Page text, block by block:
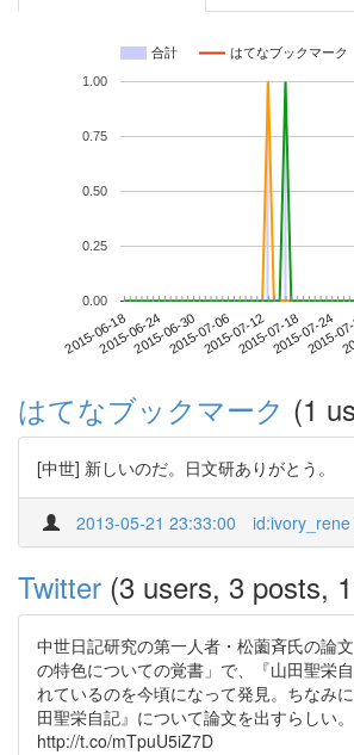
合計 はてなブックマーク
2015-06-182015-06-242015-06-302015-07-062015-07-122015-07-182015-07-24
2015-
0.00
0.25
0.50
0.75
1.00
はてなブックマーク (1
[中世] 新しいのだ。日文研ありがとう。
2013-05-21 23:33:00 id:ivory_rene
Twitter (3 users, 3 posts,
中世日記研究の第一人者・松薗斉氏の論
の特色についての覚書」で、『山田聖栄
れているのを今頃になって発見。ちなみ
田聖栄自記』について論文を出すらしい。
http://t.co/mTpuU5iZ7D